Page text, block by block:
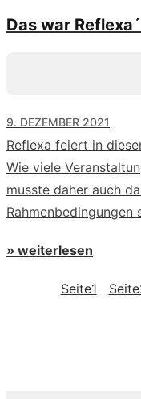
Das war
9. DEZEMBER 2021
Reflexa feiert in
Wie viele
musste daher auch
Rahmenbedingungen
» weiterlesen
Seite1 Seite